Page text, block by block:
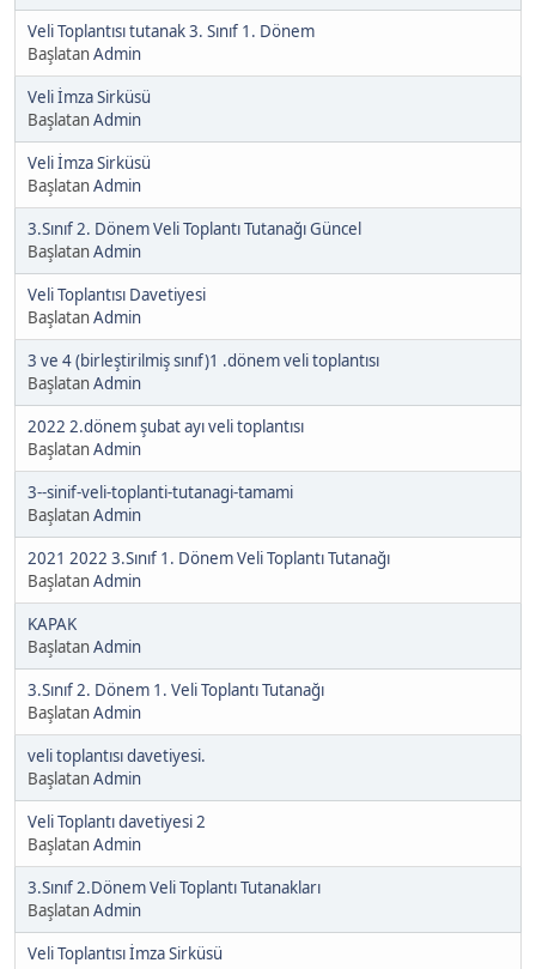
Veli Toplantısı tutanak 3. Sınıf 1. Dönem
BaşlatanAdmin
Veli İmza Sirküsü
BaşlatanAdmin
Veli İmza Sirküsü
BaşlatanAdmin
3.Sınıf 2. Dönem Veli Toplantı Tutanağı Güncel
BaşlatanAdmin
Veli Toplantısı Davetiyesi
BaşlatanAdmin
3 ve 4 (birleştirilmiş sınıf)1 .dönem veli toplantısı
BaşlatanAdmin
2022 2.dönem şubat ayı veli toplantısı
BaşlatanAdmin
3--sinif-veli-toplanti-tutanagi-tamami
BaşlatanAdmin
2021 2022 3.Sınıf 1. Dönem Veli Toplantı Tutanağı
BaşlatanAdmin
KAPAK
BaşlatanAdmin
3.Sınıf 2. Dönem 1. Veli Toplantı Tutanağı
BaşlatanAdmin
veli toplantısı davetiyesi.
BaşlatanAdmin
Veli Toplantı davetiyesi 2
BaşlatanAdmin
3.Sınıf 2.Dönem Veli Toplantı Tutanakları
BaşlatanAdmin
Veli Toplantısı İmza Sirküsü